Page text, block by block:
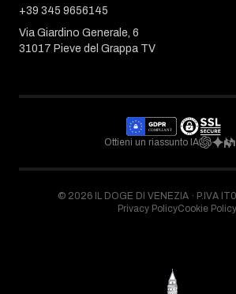
+39 345 9656145
Via Giardino Generale, 6
31017 Pieve del Grappa TV
Ottieni un riassunto IA
© 2026 IL DOGE DI VENEZIA · P.IVA
Privacy PolicyCookie Policy